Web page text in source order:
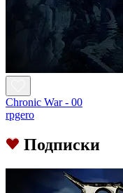
Chronic War - 00
rpgero
Подписки